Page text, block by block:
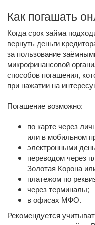
Как погашать
Когда срок займа
вернуть деньги
за пользование
микрофинансовой
способов погашения,
при нажатии на
Погашение возможно:
по карте через
или в мобильном
электронными
переводом через
Золотая Корона
платежом по
через терминалы;
в офисах МФО.
Рекомендуется